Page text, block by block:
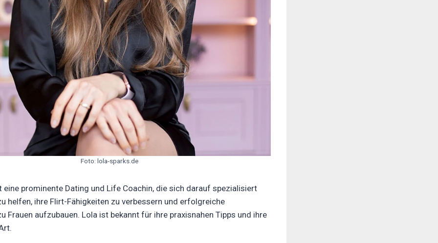
Foto: lola-sparks.de
prominente Dating und Life Coachin, die sich darauf spezialisiert
helfen, ihre Flirt-Fähigkeiten zu verbessern und erfolgreiche
Frauen aufzubauen. Lola ist bekannt für ihre praxisnahen Tipps und ihre